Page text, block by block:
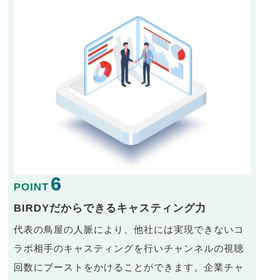
POINT 6
BIRDYだからできるキャスティング力
代表の鳥屋の人脈により、他社には実現できないコ
ラボ相手のキャスティングを行いチャンネルの視聴
回数にブーストをかけることができます。企業チャ